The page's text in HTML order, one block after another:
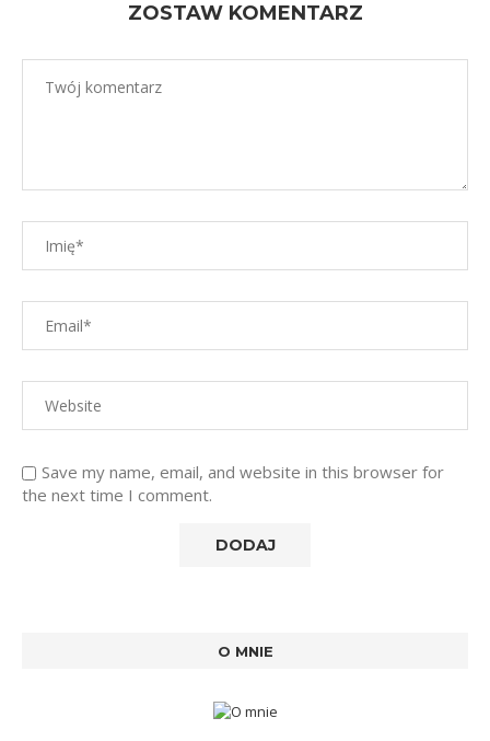
ZOSTAW KOMENTARZ
Save my name, email, and website in this browser for
the next time I comment.
O MNIE